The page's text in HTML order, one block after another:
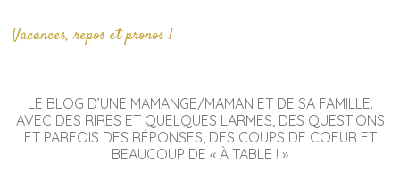
Vacances, repos et pronos !
LE BLOG D’UNE MAMANGE/MAMAN ET DE SA FAMILLE.
AVEC DES RIRES ET QUELQUES LARMES, DES QUESTIONS
ET PARFOIS DES RÉPONSES, DES COUPS DE COEUR ET
BEAUCOUP DE « À TABLE ! »